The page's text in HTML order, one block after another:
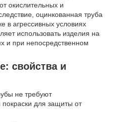
окислительных и
оцинкованная труба
в агрессивных условиях
использовать изделия на
и при непосредственном
свойства и
не требуют
покраски для защиты от